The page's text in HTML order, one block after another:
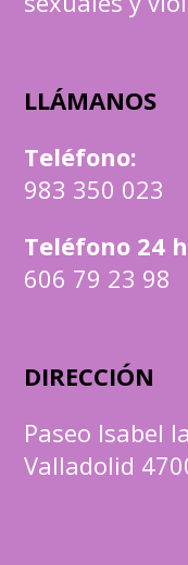
LLÁMANOS
Teléfono:
983 350 023
Teléfono 24
606 79 23 98
DIRECCIÓN
Paseo Isabel
Valladolid